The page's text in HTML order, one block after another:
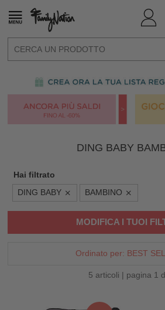
DING BABY
Hai filtrato
DING BABY BAMBINO
MODIFICA I TUOI
Ordinato per: BEST
5 articoli | pagina 1